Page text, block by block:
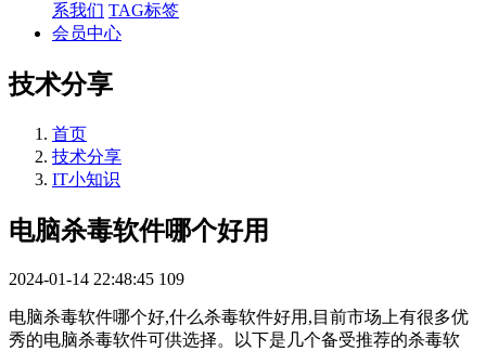
系我们 TAG标签
会员中心
技术分享
首页
技术分享
IT小知识
电脑杀毒软件哪个好用
2024-01-14 22:48:45 109
电脑杀毒软件哪个好,什么杀毒软件好用,目前市场上有很多优
秀的电脑杀毒软件可供选择。以下是几个备受推荐的杀毒软